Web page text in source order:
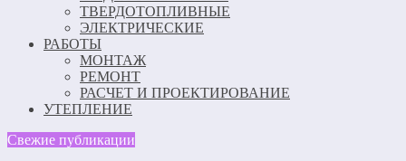
ТВЕРДОТОПЛИВНЫЕ
ЭЛЕКТРИЧЕСКИЕ
РАБОТЫ
МОНТАЖ
РЕМОНТ
РАСЧЕТ И ПРОЕКТИРОВАНИЕ
УТЕПЛЕНИЕ
Свежие публикации